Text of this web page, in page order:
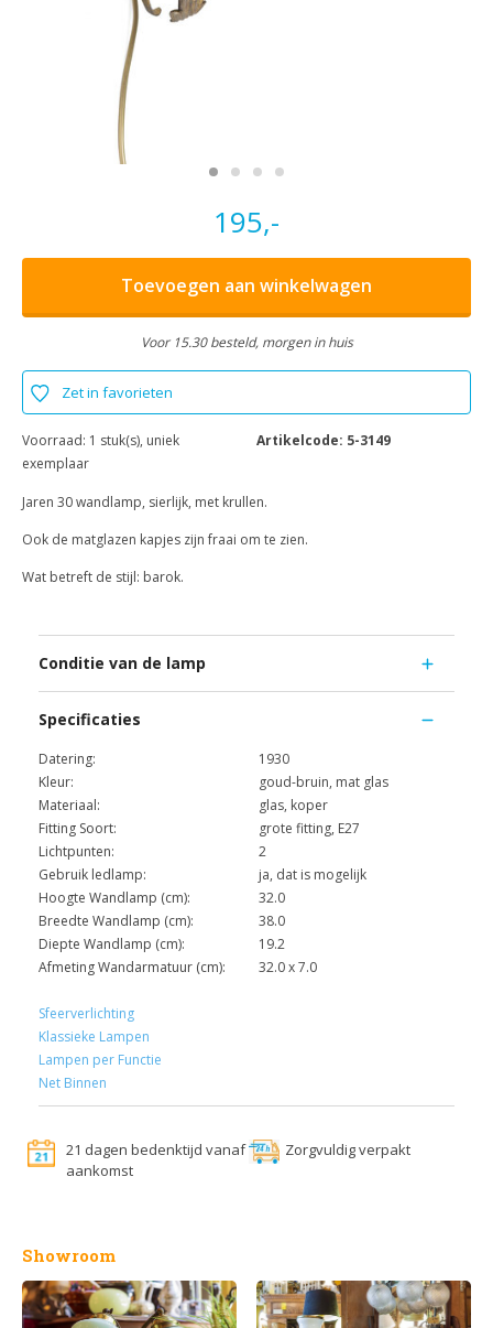
195,-
Toevoegen aan winkelwagen
Voor 15.30 besteld, morgen in huis
Zet in favorieten
Voorraad: 1 stuk(s), uniek
exemplaar
Artikelcode: 5-3149
Jaren 30 wandlamp, sierlijk, met krullen.
Ook de matglazen kapjes zijn fraai om te zien.
Wat betreft de stijl: barok.
Conditie van de lamp
Specificaties
Datering:
1930
Kleur:
goud-bruin, mat glas
Materiaal:
glas, koper
Fitting Soort:
grote fitting, E27
Lichtpunten:
2
Gebruik ledlamp:
ja, dat is mogelijk
Hoogte Wandlamp (cm):
32.0
Breedte Wandlamp (cm):
38.0
Diepte Wandlamp (cm):
19.2
Afmeting Wandarmatuur (cm):
32.0 x 7.0
Sfeerverlichting
Klassieke Lampen
Lampen per Functie
Net Binnen
21 dagen bedenktijd vanaf
aankomst
Zorgvuldig verpakt
Showroom